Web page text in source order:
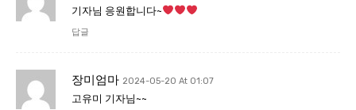
기자님 응원합니다~
답글
장미엄마 2024-05-20 At 01:07
고유미 기자님~~